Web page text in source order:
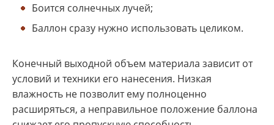
Боится солнечных лучей;
Баллон сразу нужно использовать целиком.
Конечный выходной объем материала зависит от
условий и техники его нанесения. Низкая
влажность не позволит ему полноценно
расширяться, а неправильное положение баллона